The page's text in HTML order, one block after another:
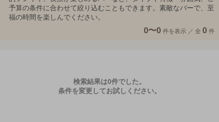
予算の条件に合わせて絞り込むこともできます。素敵なバーで、至
福の時間を楽しんでください。
0〜0 件を表示 ／ 全 0 件
検索結果は0件でした。
条件を変更してお試しください。